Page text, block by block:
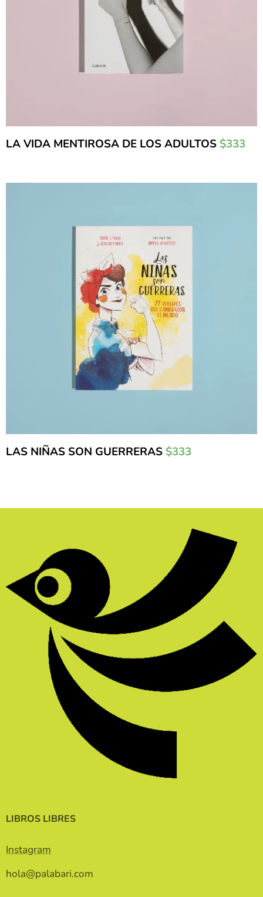
LA VIDA MENTIROSA DE LOS ADULTOS $333
LAS NIÑAS SON GUERRERAS $333
LIBROS LIBRES
Instagram
hola@palabari.com